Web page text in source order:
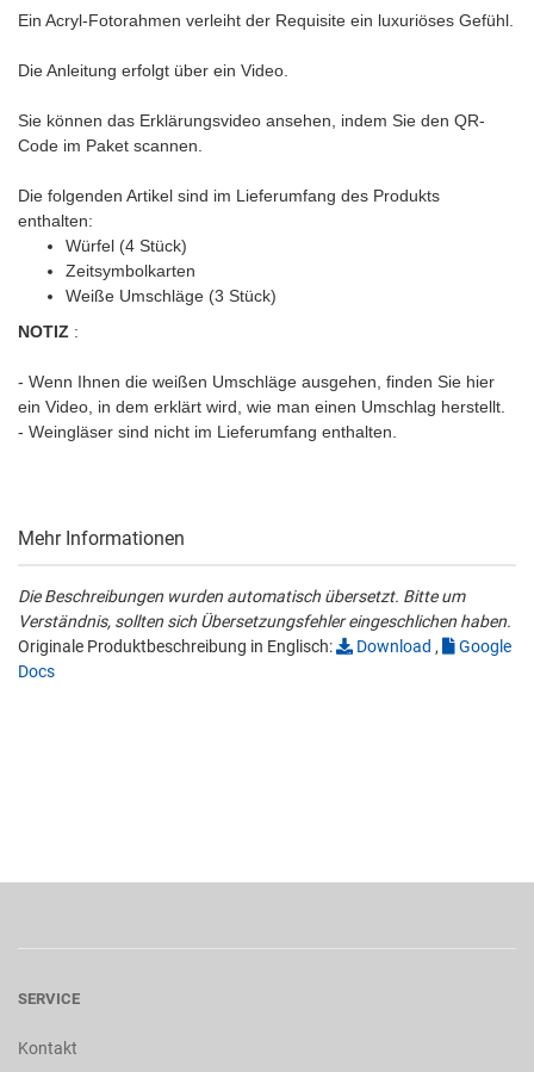
Ein Acryl-Fotorahmen verleiht der Requisite ein luxuriöses Gefühl.
Die Anleitung erfolgt über ein Video.
Sie können das Erklärungsvideo ansehen, indem Sie den QR-
Code im Paket scannen.
Die folgenden Artikel sind im Lieferumfang des Produkts
enthalten:
Würfel (4 Stück)
Zeitsymbolkarten
Weiße Umschläge (3 Stück)
NOTIZ :
- Wenn Ihnen die weißen Umschläge ausgehen, finden Sie hier
ein Video, in dem erklärt wird, wie man einen Umschlag herstellt.
- Weingläser sind nicht im Lieferumfang enthalten.
Mehr Informationen
Die Beschreibungen wurden automatisch übersetzt. Bitte um
Verständnis, sollten sich Übersetzungsfehler eingeschlichen haben.
Originale Produktbeschreibung in Englisch:
Download ,
Google
Docs
SERVICE
Kontakt